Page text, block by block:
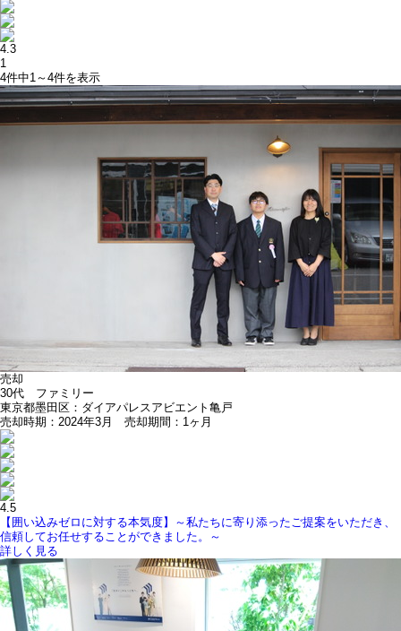
4.3
1
4件中1～4件を表示
売却
30代 ファミリー
東京都墨田区：ダイアパレスアビエント亀戸
売却時期：2024年3月 売却期間：1ヶ月
4.5
【囲い込みゼロに対する本気度】～私たちに寄り添ったご提案をいただき、
信頼してお任せすることができました。～
詳しく見る